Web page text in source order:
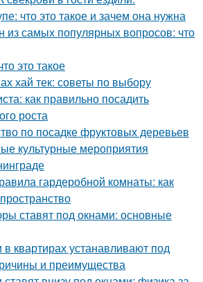
что это такое и зачем она нужна
из самых популярных вопросов: что
это такое
хай тек: советы по выбору
как правильно посадить
роста
по посадке фруктовых деревьев
культурные мероприятия
гардеробной комнаты: как
ставят под окнами: основные
квартирах устанавливают под
и преимущества